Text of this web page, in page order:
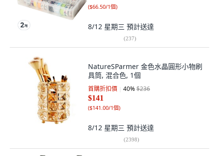
($66.50/1個)
8/12 星期三 預計送達
(237)
NatureSParmer 金色水晶圓形小物刷
具筒, 混合色, 1個
首購折扣價 40%$236
$141
($141.00/1個)
8/12 星期三 預計送達
(2398)